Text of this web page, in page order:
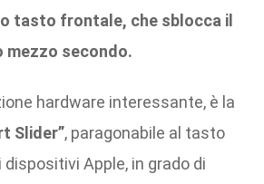
tasto frontale, che sblocca il
mezzo secondo.
hardware interessante, è la
Slider”, paragonabile al tasto
Apple, in grado di